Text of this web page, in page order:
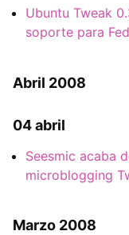
Ubuntu Tweak
soporte para
Abril 2008
04 abril
Seesmic acaba
microblogging
Marzo 2008